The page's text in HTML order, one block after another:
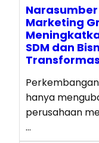
Marketing
SDM dan
hanya
perusahaan
…